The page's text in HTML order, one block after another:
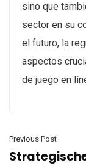
sino que
sector en su
el futuro, la
aspectos
de juego en
Previous Post